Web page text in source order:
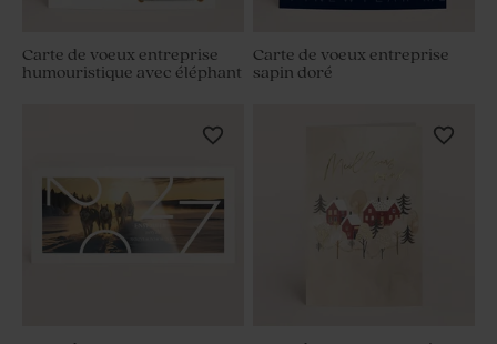
Carte de voeux entreprise
humouristique avec éléphant
Carte de voeux entreprise
sapin doré